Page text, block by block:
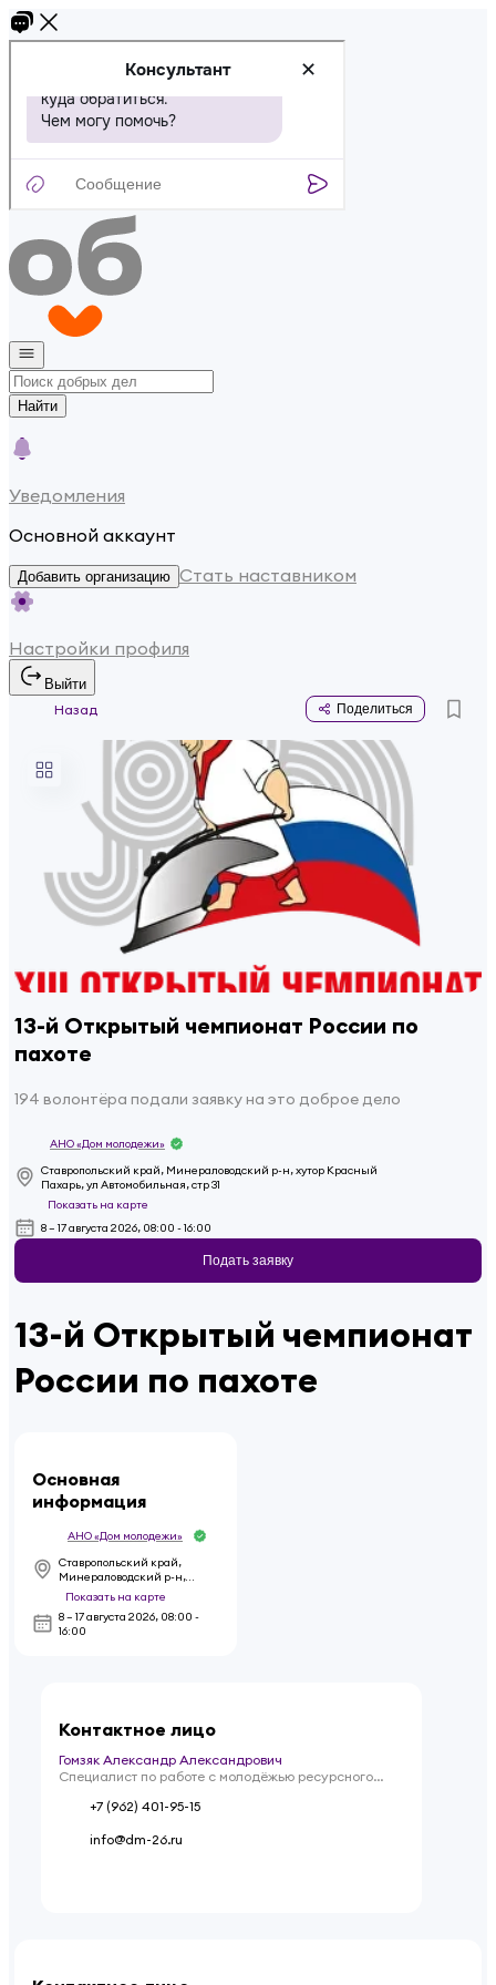
Найти
Уведомления
Основной аккаунт
Добавить организацию Стать наставником
Настройки профиля
Выйти
Назад
Поделиться
13-й Открытый чемпионат России по
пахоте
194 волонтёра подали заявку на это доброе дело
АНО «Дом молодежи»
Ставропольский край, Минераловодский р-н, хутор Красный
Пахарь, ул Автомобильная, стр 31
Показать на карте
8 – 17 августа 2026, 08:00 - 16:00
Подать заявку
13-й Открытый чемпионат
России по пахоте
Основная
информация
АНО «Дом молодежи»
Ставропольский край,
Минераловодский р-н,
хутор Красный Пахарь, ул
Автомобильная, стр 31
Показать на карте
8 – 17 августа 2026, 08:00 -
16:00
Контактное лицо
Гомзяк Александр Александрович
Специалист по работе с молодёжью ресурсного
+7 (962) 401-95-15
info@dm-26.ru